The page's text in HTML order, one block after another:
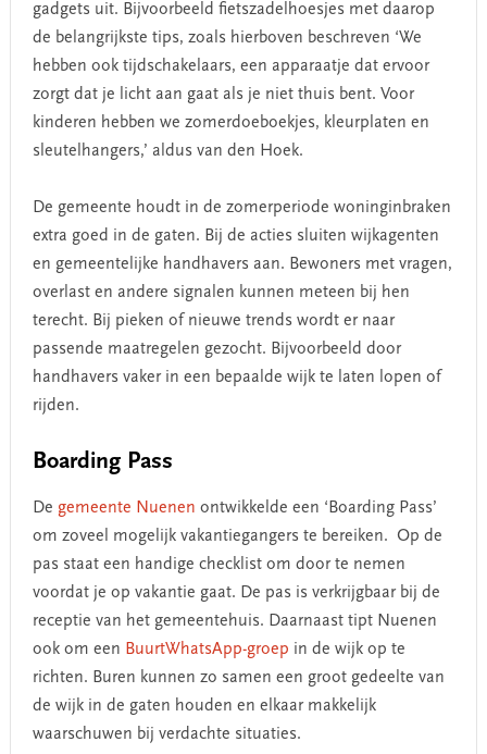
gadgets uit. Bijvoorbeeld fietszadelhoesjes met daarop
de belangrijkste tips, zoals hierboven beschreven ‘We
hebben ook tijdschakelaars, een apparaatje dat ervoor
zorgt dat je licht aan gaat als je niet thuis bent. Voor
kinderen hebben we zomerdoeboekjes, kleurplaten en
sleutelhangers,’ aldus van den Hoek.
De gemeente houdt in de zomerperiode woninginbraken
extra goed in de gaten. Bij de acties sluiten wijkagenten
en gemeentelijke handhavers aan. Bewoners met vragen,
overlast en andere signalen kunnen meteen bij hen
terecht. Bij pieken of nieuwe trends wordt er naar
passende maatregelen gezocht. Bijvoorbeeld door
handhavers vaker in een bepaalde wijk te laten lopen of
rijden.
Boarding Pass
De gemeente Nuenen ontwikkelde een ‘Boarding Pass’
om zoveel mogelijk vakantiegangers te bereiken. Op de
pas staat een handige checklist om door te nemen
voordat je op vakantie gaat. De pas is verkrijgbaar bij de
receptie van het gemeentehuis. Daarnaast tipt Nuenen
ook om een BuurtWhatsApp-groep in de wijk op te
richten. Buren kunnen zo samen een groot gedeelte van
de wijk in de gaten houden en elkaar makkelijk
waarschuwen bij verdachte situaties.